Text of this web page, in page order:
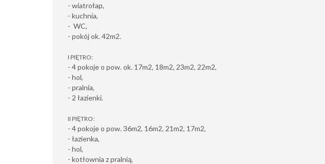
- wiatrołap,
- kuchnia,
- WC,
- pokój ok. 42m2.
I PIĘTRO:
- 4 pokoje o pow. ok. 17m2, 18m2, 23m2, 22m2,
- hol,
- pralnia,
- 2 łazienki.
II PIĘTRO:
- 4 pokoje o pow. 36m2, 16m2, 21m2, 17m2,
- łazienka,
- hol,
- kotłownia z pralnią,